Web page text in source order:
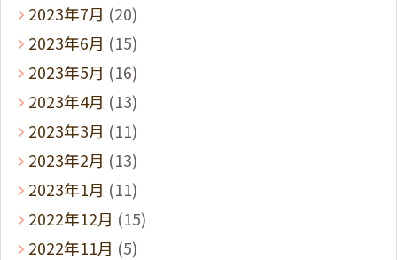
2023年7月 (20)
2023年6月 (15)
2023年5月 (16)
2023年4月 (13)
2023年3月 (11)
2023年2月 (13)
2023年1月 (11)
2022年12月 (15)
2022年11月 (5)